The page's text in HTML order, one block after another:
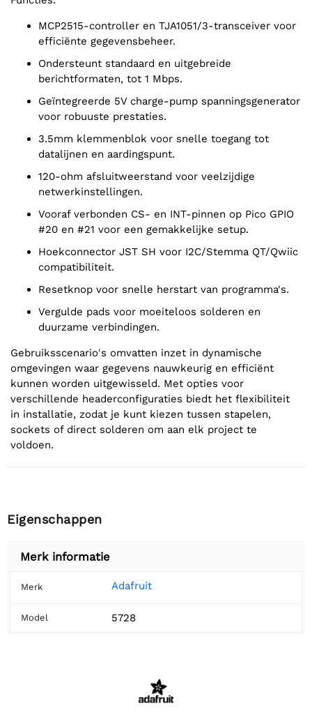
MCP2515-controller en TJA1051/3-transceiver voor
efficiënte gegevensbeheer.
Ondersteunt standaard en uitgebreide
berichtformaten, tot 1 Mbps.
Geïntegreerde 5V charge-pump spanningsgenerator
voor robuuste prestaties.
3.5mm klemmenblok voor snelle toegang tot
datalijnen en aardingspunt.
120-ohm afsluitweerstand voor veelzijdige
netwerkinstellingen.
Vooraf verbonden CS- en INT-pinnen op Pico GPIO
#20 en #21 voor een gemakkelijke setup.
Hoekconnector JST SH voor I2C/Stemma QT/Qwiic
compatibiliteit.
Resetknop voor snelle herstart van programma's.
Vergulde pads voor moeiteloos solderen en
duurzame verbindingen.
Gebruiksscenario's omvatten inzet in dynamische
omgevingen waar gegevens nauwkeurig en efficiënt
kunnen worden uitgewisseld. Met opties voor
verschillende headerconfiguraties biedt het flexibiliteit
in installatie, zodat je kunt kiezen tussen stapelen,
sockets of direct solderen om aan elk project te
voldoen.
Eigenschappen
Merk informatie
Merk Adafruit
Model 5728